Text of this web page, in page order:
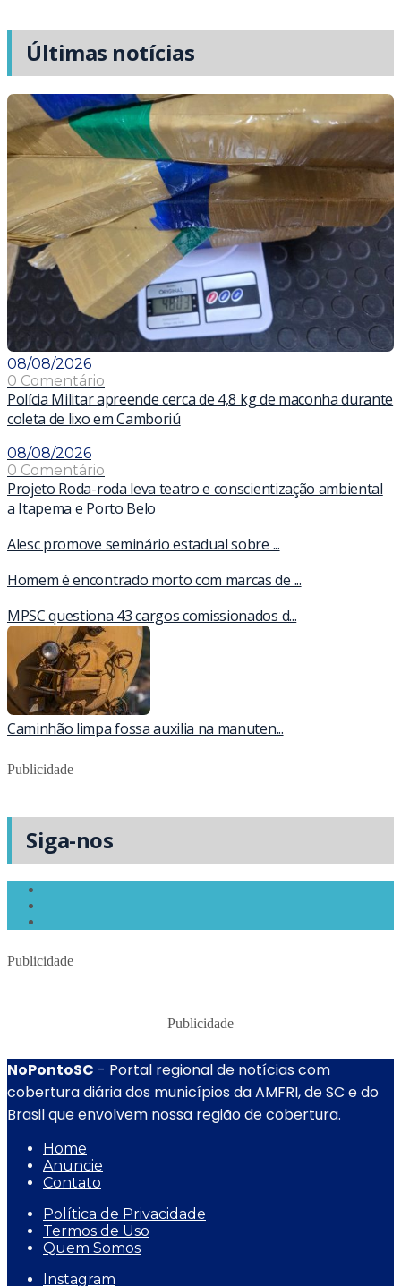
Últimas notícias
08/08/2026
0 Comentário
Polícia Militar apreende cerca de 4,8 kg de maconha durante
coleta de lixo em Camboriú
08/08/2026
0 Comentário
Projeto Roda-roda leva teatro e conscientização ambiental
a Itapema e Porto Belo
Alesc promove seminário estadual sobre ...
Homem é encontrado morto com marcas de ...
MPSC questiona 43 cargos comissionados d...
Caminhão limpa fossa auxilia na manuten...
Publicidade
Siga-nos
Publicidade
Publicidade
NoPontoSC - Portal regional de notícias com
cobertura diária dos municípios da AMFRI, de SC e do
Brasil que envolvem nossa região de cobertura.
Home
Anuncie
Contato
Política de Privacidade
Termos de Uso
Quem Somos
Instagram